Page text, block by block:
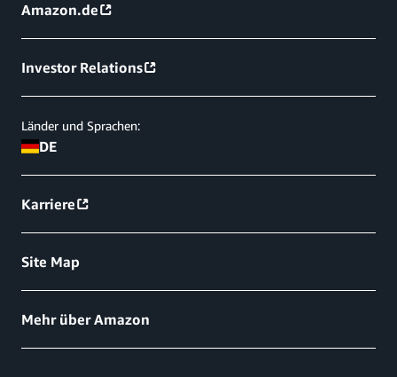
Amazon.de
Investor Relations
Länder und Sprachen:
DE
Karriere
Site Map
Mehr über Amazon